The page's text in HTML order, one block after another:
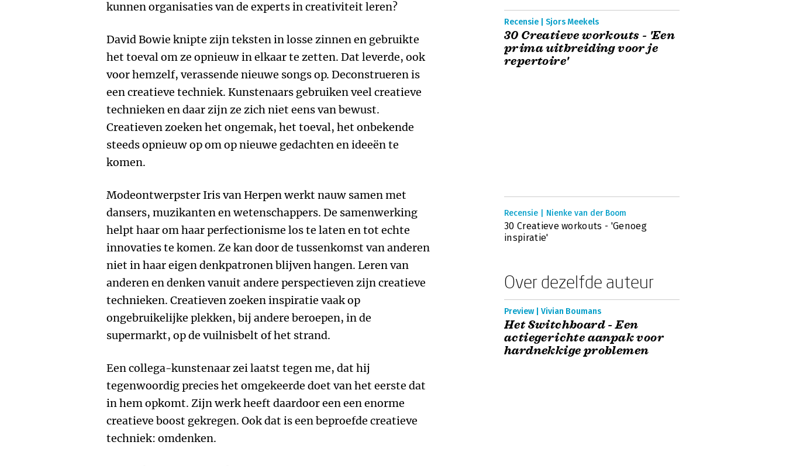
kunnen organisaties van de experts in creativiteit leren?
David Bowie knipte zijn teksten in losse zinnen en gebruikte
het toeval om ze opnieuw in elkaar te zetten. Dat leverde, ook
voor hemzelf, verassende nieuwe songs op. Deconstrueren is
een creatieve techniek. Kunstenaars gebruiken veel creatieve
technieken en daar zijn ze zich niet eens van bewust.
Creatieven zoeken het ongemak, het toeval, het onbekende
steeds opnieuw op om op nieuwe gedachten en ideeën te
komen.
Modeontwerpster Iris van Herpen werkt nauw samen met
dansers, muzikanten en wetenschappers. De samenwerking
helpt haar om haar perfectionisme los te laten en tot echte
innovaties te komen. Ze kan door de tussenkomst van anderen
niet in haar eigen denkpatronen blijven hangen. Leren van
anderen en denken vanuit andere perspectieven zijn creatieve
technieken. Creatieven zoeken inspiratie vaak op
ongebruikelijke plekken, bij andere beroepen, in de
supermarkt, op de vuilnisbelt of het strand.
Een collega-kunstenaar zei laatst tegen me, dat hij
tegenwoordig precies het omgekeerde doet van het eerste dat
in hem opkomt. Zijn werk heeft daardoor een een enorme
creatieve boost gekregen. Ook dat is een beproefde creatieve
techniek: omdenken.
Recensie | Sjors Meekels
30 Creatieve workouts - 'Een
prima uitbreiding voor je
repertoire'
Recensie | Nienke van der Boom
30 Creatieve workouts - 'Genoeg
inspiratie'
Over dezelfde auteur
Preview | Vivian Boumans
Het Switchboard - Een
actiegerichte aanpak voor
hardnekkige problemen